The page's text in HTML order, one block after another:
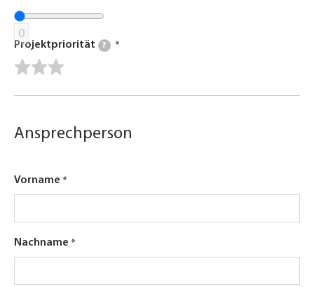
0
Projektpriorität ?
Ansprechperson
Vorname
Nachname